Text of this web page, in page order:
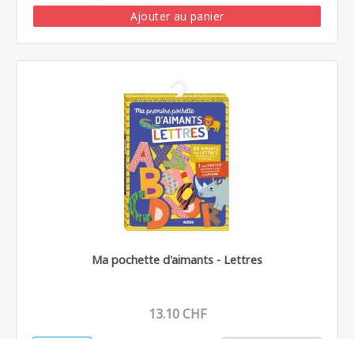
Ajouter au panier
Ma pochette d'aimants - Lettres
13.10 CHF